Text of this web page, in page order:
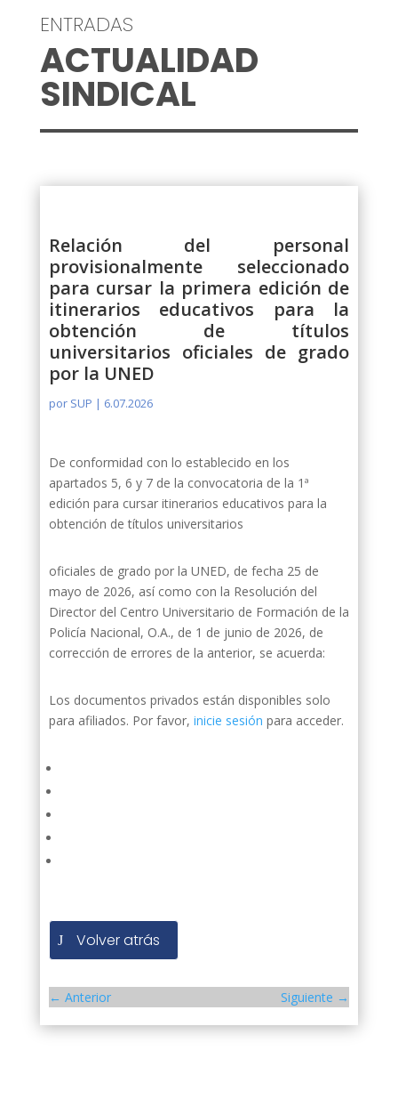
ENTRADAS
ACTUALIDAD
SINDICAL
Relación del personal
provisionalmente seleccionado
para cursar la primera edición de
itinerarios educativos para la
obtención de títulos
universitarios oficiales de grado
por la UNED
por SUP | 6.07.2026
De conformidad con lo establecido en los
apartados 5, 6 y 7 de la convocatoria de la 1ª
edición para cursar itinerarios educativos para la
obtención de títulos universitarios
oficiales de grado por la UNED, de fecha 25 de
mayo de 2026, así como con la Resolución del
Director del Centro Universitario de Formación de la
Policía Nacional, O.A., de 1 de junio de 2026, de
corrección de errores de la anterior, se acuerda:
Los documentos privados están disponibles solo
para afiliados. Por favor, inicie sesión para acceder.
Volver atrás
← Anterior Siguiente →